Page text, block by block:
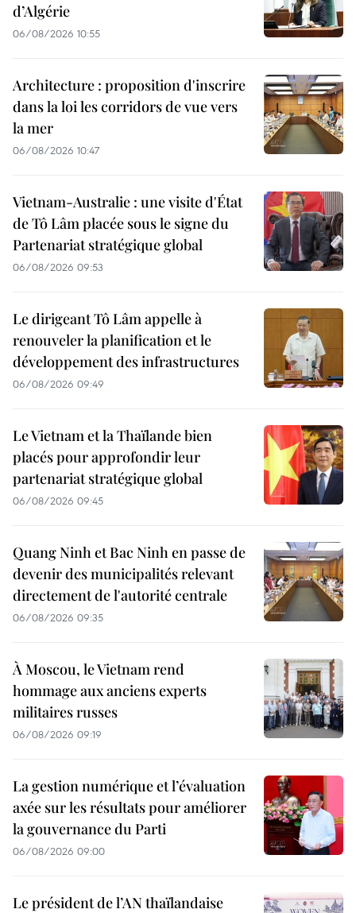
d’Algérie
06/08/2026 10:55
Architecture : proposition d'inscrire
dans la loi les corridors de vue vers
la mer
06/08/2026 10:47
Vietnam-Australie : une visite d'État
de Tô Lâm placée sous le signe du
Partenariat stratégique global
06/08/2026 09:53
Le dirigeant Tô Lâm appelle à
renouveler la planification et le
développement des infrastructures
06/08/2026 09:49
Le Vietnam et la Thaïlande bien
placés pour approfondir leur
partenariat stratégique global
06/08/2026 09:45
Quang Ninh et Bac Ninh en passe de
devenir des municipalités relevant
directement de l'autorité centrale
06/08/2026 09:35
À Moscou, le Vietnam rend
hommage aux anciens experts
militaires russes
06/08/2026 09:19
La gestion numérique et l’évaluation
axée sur les résultats pour améliorer
la gouvernance du Parti
06/08/2026 09:00
Le président de l’AN thaïlandaise